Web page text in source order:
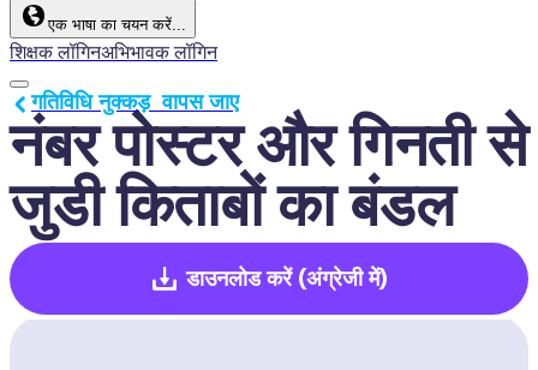
एक भाषा का चयन करें...
शिक्षक लॉगिनअभिभावक लॉगिन
नंबर पोस्टर और गिनती से
जुडी किताबों का बंडल
गतिविधि नुक्कड़  वापस जाए
डाउनलोड करें (अंग्रेजी में)